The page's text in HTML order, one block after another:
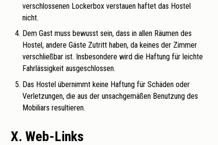
verschlossenen Lockerbox verstauen haftet das Hostel
nicht.
Dem Gast muss bewusst sein, dass in allen Räumen des
Hostel, andere Gäste Zutritt haben, da keines der Zimmer
verschließbar ist. Insbesondere wird die Haftung für leichte
Fahrlässigkeit ausgeschlossen.
Das Hostel übernimmt keine Haftung für Schäden oder
Verletzungen, die aus der unsachgemäßen Benutzung des
Mobiliars resultieren.
X. Web-Links